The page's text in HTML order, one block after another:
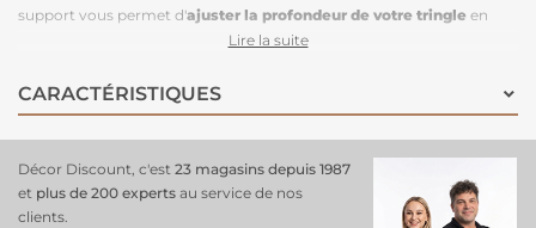
support vous permet d'ajuster la profondeur de votre tringle en
fonction de la configuration de votre espace, tout en garantissant un
moderne et élégante, idéale pour des décors contemporains ou
industriels. Fabriqué à partir de matériaux de qualité, ce support
différents styles d’intérieur. Facile à installer, il vous permet de
suspendre vos rideaux avec facilité !
Lire la suite
CARACTÉRISTIQUES
Décor Discount, c'est 23 magasins depuis 1987
et plus de 200 experts au service de nos
clients.